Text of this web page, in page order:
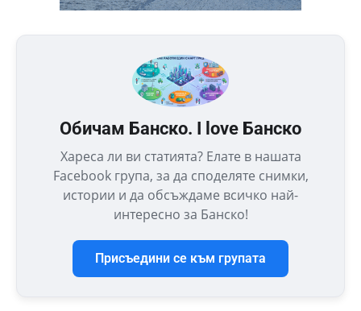
Обичам Банско. I love Банско
Хареса ли ви статията? Елате в нашата
Facebook група, за да споделяте снимки,
истории и да обсъждаме всичко най-
интересно за Банско!
Присъедини се към групата